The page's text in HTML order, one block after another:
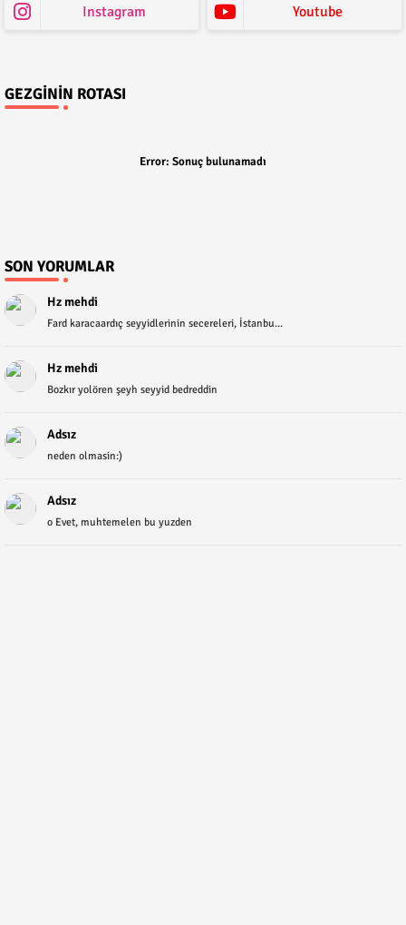
Instagram Youtube
GEZGININ ROTASI
Error: Sonuç bulunamadı
SON YORUMLAR
Hz mehdi
Fard karacaardıç seyyidlerinin secereleri, İstanbu...
Hz mehdi
Bozkır yolören şeyh seyyid bedreddin
Adsız
neden olmasin:)
Adsız
o Evet, muhtemelen bu yuzden